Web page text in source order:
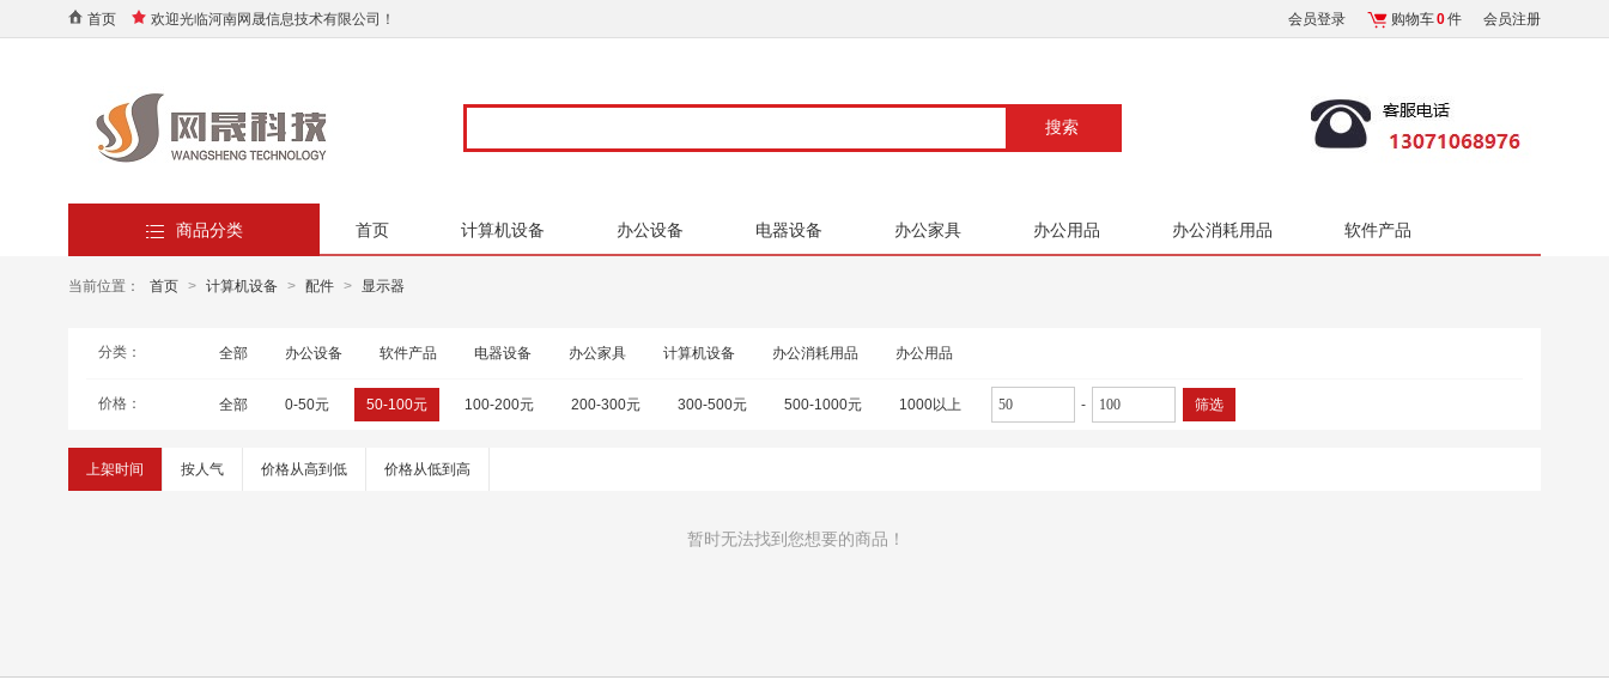
首页 欢迎光临河南网晟信息技术有限公司！ 会员登录 购物车0件 会员注册
商品分类 首页 计算机设备 办公设备 电器设备 办公家具 办公用品 办公消耗用品 软件产品
当前位置： 首页 > 计算机设备 > 配件 > 显示器
分类： 全部 办公设备 软件产品 电器设备 办公家具 计算机设备 办公消耗用品 办公用品
价格： 全部 0-50元 50-100元 100-200元 200-300元 300-500元 500-1000元 1000以上 - 筛选
上架时间 按人气 价格从高到低 价格从低到高
暂时无法找到您想要的商品！